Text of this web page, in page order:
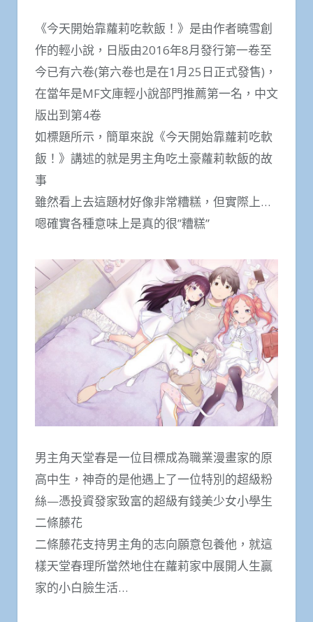
《今天開始靠蘿莉吃軟飯！》是由作者曉雪創
作的輕小說，日版由2016年8月發行第一卷至
今已有六卷(第六卷也是在1月25日正式發售)，
在當年是MF文庫輕小說部門推薦第一名，中文
版出到第4卷
如標題所示，簡單來說《今天開始靠蘿莉吃軟
飯！》講述的就是男主角吃土豪蘿莉軟飯的故
事
雖然看上去這題材好像非常糟糕，但實際上…
嗯確實各種意味上是真的很”糟糕”
男主角天堂春是一位目標成為職業漫畫家的原
高中生，神奇的是他遇上了一位特別的超級粉
絲—憑投資發家致富的超級有錢美少女小學生
二條藤花
二條藤花支持男主角的志向願意包養他，就這
樣天堂春理所當然地住在蘿莉家中展開人生贏
家的小白臉生活…